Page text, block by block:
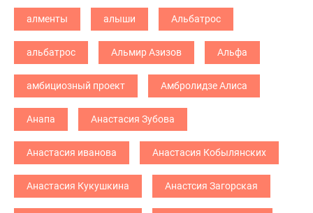
алменты алыши Альбатрос
альбатрос Альмир Азизов Альфа
амбициозный проект Амбролидзе Алиса
Анапа Анастасия Зубова
Анастасия иванова Анастасия Кобылянских
Анастасия Кукушкина Анастсия Загорская